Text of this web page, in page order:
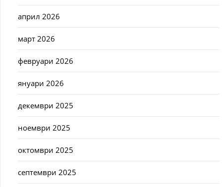
април 2026
март 2026
февруари 2026
януари 2026
декември 2025
ноември 2025
октомври 2025
септември 2025